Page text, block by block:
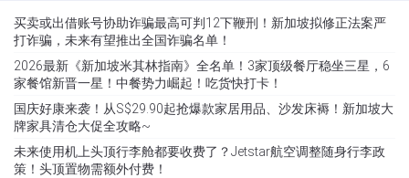
买卖或出借账号协助诈骗最高可判12下鞭刑！新加坡拟修正法案严
打诈骗，未来有望推出全国诈骗名单！
2026最新《新加坡米其林指南》全名单！3家顶级餐厅稳坐三星，6
家餐馆新晋一星！中餐势力崛起！吃货快打卡！
国庆好康来袭！从S$29.90起抢爆款家居用品、沙发床褥！新加坡大
牌家具清仓大促全攻略~
未来使用机上头顶行李舱都要收费了？Jetstar航空调整随身行李政
策！头顶置物需额外付费！